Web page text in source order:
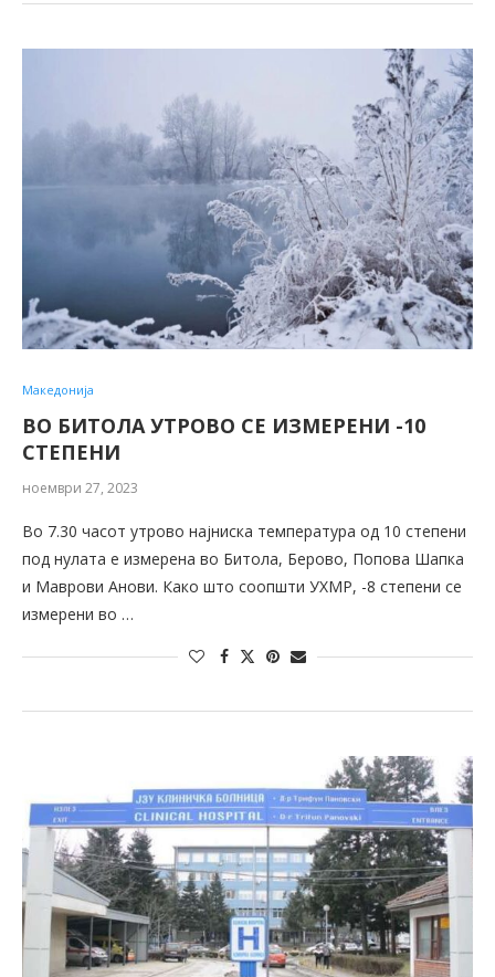
Македонија
ВО БИТОЛА УТРОВО СЕ ИЗМЕРЕНИ -10
СТЕПЕНИ
ноември 27, 2023
Во 7.30 часот утрово најниска температура од 10 степени
под нулата е измерена во Битола, Берово, Попова Шапка
и Маврови Анови. Како што соопшти УХМР, -8 степени се
измерени во …